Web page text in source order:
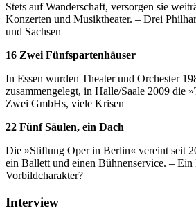
Stets auf Wanderschaft, versorgen sie
Konzerten und Musiktheater. – Drei
und Sachsen
16 Zwei Fünfspartenhäuser
In Essen wurden Theater und Orchester
zusammengelegt, in Halle/Saale 2009 die
Zwei GmbHs, viele Krisen
22 Fünf Säulen, ein Dach
Die »Stiftung Oper in Berlin« vereint seit
ein Ballett und einen Bühnenservice. –
Vorbildcharakter?
Interview